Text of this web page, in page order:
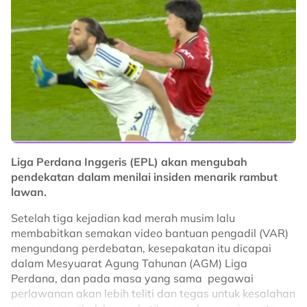
dan Ketua Pegawai Eksekutif (CEO) Watford, Scott
Duxbury.
No node context available.
Related Topics
#Kenny Jackett #Watford #bola sepak #Liga Perdana Inggeris
Liga Perdana Inggeris (EPL) akan mengubah
pendekatan dalam menilai insiden menarik rambut
lawan.
Setelah tiga kejadian kad merah musim lalu
membabitkan semakan video bantuan pengadil (VAR)
mengundang perdebatan, kesepakatan itu dicapai
dalam Mesyuarat Agung Tahunan (AGM) Liga
Perdana, dan pada masa yang sama pegawai
perlawanan akan lebih teliti dan tegas untuk kesalahan